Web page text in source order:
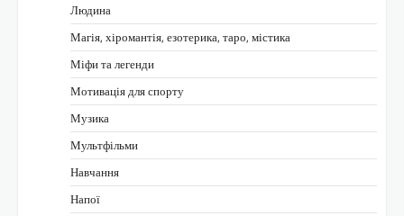
Людина
Магія, хіромантія, езотерика, таро, містика
Міфи та легенди
Мотивація для спорту
Музика
Мультфільми
Навчання
Напої